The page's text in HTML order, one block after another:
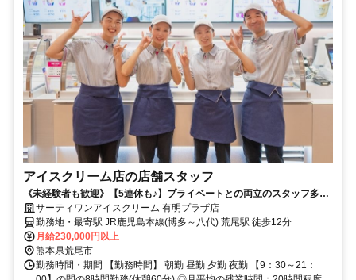
アイスクリーム店の店舗スタッフ
《未経験者も歓迎》【5連休も♪】プライベートとの両立のスタッフ多数
活躍！◎髪色自由♪
サーティワンアイスクリーム 有明プラザ店
勤務地・最寄駅 JR鹿児島本線(博多～八代) 荒尾駅 徒歩12分
月給230,000円以上
熊本県荒尾市
勤務時間・期間 【勤務時間】 朝勤 昼勤 夕勤 夜勤 【9：30～21：